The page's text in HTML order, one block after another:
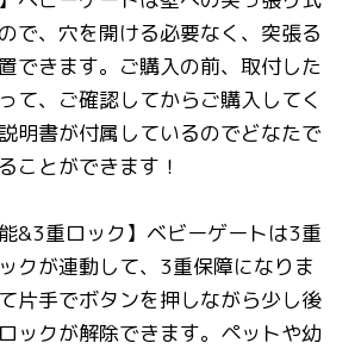
で、穴を開ける必要なく、突張る
できます。ご購入の前、取付した
て、ご確認してからご購入してく
明書が付属しているのでどなたで
ことができます！
&3重ロック】ベビーゲートは3重
クが連動して、3重保障になりま
片手でボタンを押しながら少し後
ックが解除できます。ペットや幼